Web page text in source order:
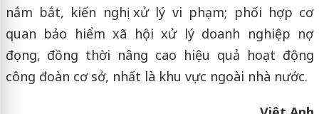
nắm bắt, kiến nghị xử lý vi phạm; phối hợp cơ
quan bảo hiểm xã hội xử lý doanh nghiệp nợ
đọng, đồng thời nâng cao hiệu quả hoạt động
công đoàn cơ sở, nhất là khu vực ngoài nhà nước.